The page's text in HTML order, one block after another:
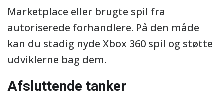
Marketplace eller brugte spil fra
autoriserede forhandlere. På den måde
kan du stadig nyde Xbox 360 spil og støtte
udviklerne bag dem.
Afsluttende tanker